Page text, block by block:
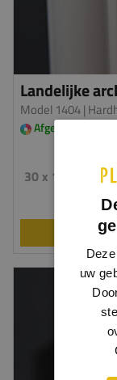
Landelijke
Model 1404|
Afgelakt in
30 x 100 mm
uw